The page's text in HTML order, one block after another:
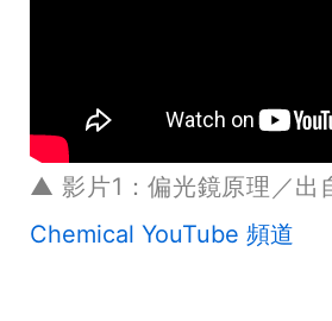
▲ 影片1：偏光鏡原理／出
Chemical YouTube 頻道